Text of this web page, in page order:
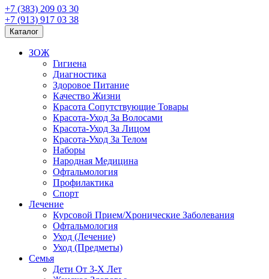
+7 (383) 209 03 30
+7 (913) 917 03 38
Каталог
ЗОЖ
Гигиена
Диагностика
Здоровое Питание
Качество Жизни
Красота Сопутствующие Товары
Красота-Уход За Волосами
Красота-Уход За Лицом
Красота-Уход За Телом
Наборы
Народная Медицина
Офтальмология
Профилактика
Спорт
Лечение
Курсовой Прием/Хронические Заболевания
Офтальмология
Уход (Лечение)
Уход (Предметы)
Семья
Дети От 3-Х Лет